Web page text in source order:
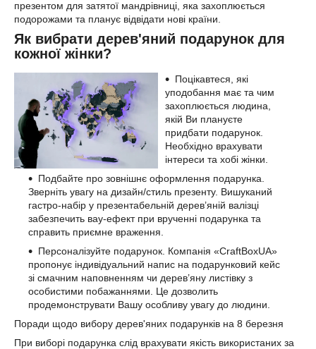
презентом для затятої мандрівниці, яка захоплюється
подорожами та планує відвідати нові країни.
Як вибрати дерев'яний подарунок для
кожної жінки?
Поцікавтеся, які
уподобання має та чим
захоплюється людина,
якій Ви плануєте
придбати подарунок.
Необхідно врахувати
інтереси та хобі жінки.
Подбайте про зовнішнє оформлення подарунка.
Зверніть увагу на дизайн/стиль презенту. Вишуканий
гастро-набір у презентабельній дерев’яній валізці
забезпечить вау-ефект при врученні подарунка та
справить приємне враження.
Персоналізуйте подарунок. Компанія «CraftBoxUA»
пропонує індивідуальний напис на подарунковий кейс
зі смачним наповненням чи дерев’яну листівку з
особистими побажаннями. Це дозволить
продемонструвати Вашу особливу увагу до людини.
Поради щодо вибору дерев'яних подарунків на 8 березня
При виборі подарунка слід врахувати якість використаних за